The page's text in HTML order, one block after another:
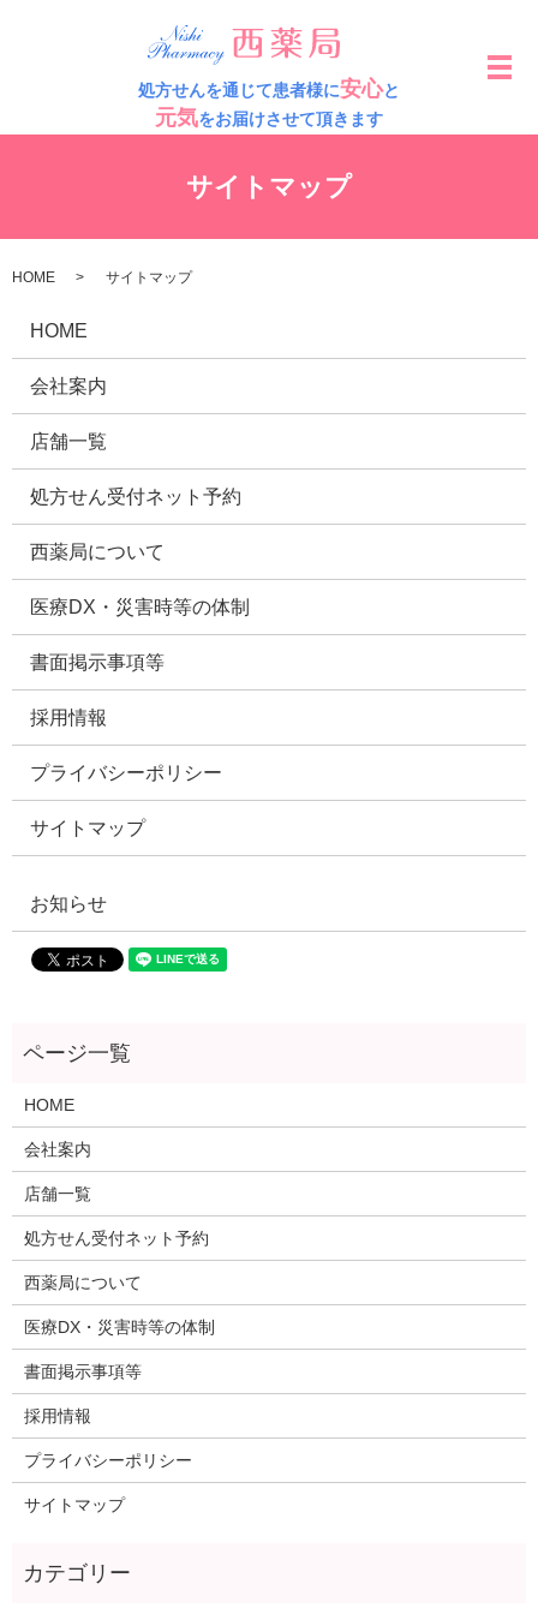
処方せんを通じて患者様に安心と
元気をお届けさせて頂きます
メ
サイトマップ
HOME サイトマップ
HOME
会社案内
店舗一覧
処方せん受付ネット予約
西薬局について
医療DX・災害時等の体制
書面掲示事項等
採用情報
プライバシーポリシー
サイトマップ
お知らせ
HOME
会社案内
店舗一覧
処方せん受付ネット予約
西薬局について
医療DX・災害時等の体制
書面掲示事項等
採用情報
プライバシーポリシー
サイトマップ